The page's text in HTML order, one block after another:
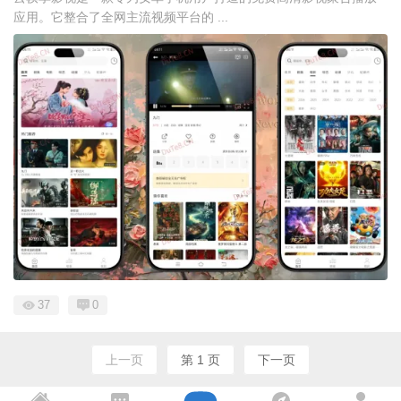
应用。它整合了全网主流视频平台的 ...
37 0
上一页 第 1 页 下一页